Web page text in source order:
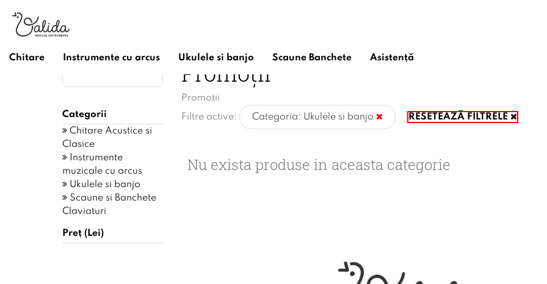
Chitare Instrumente cu arcus Ukulele si banjo Scaune Banchete
Asistență
Categorii
Chitare Acustice si
Clasice
Instrumente
muzicale cu arcus
Ukulele si banjo
Scaune si Banchete
Claviaturi
Preț (Lei)
Promoții
Promoții
Filtre active:
Categoria: Ukulele si banjo RESETEAZĂ FILTRELE
Nu exista produse in aceasta categorie